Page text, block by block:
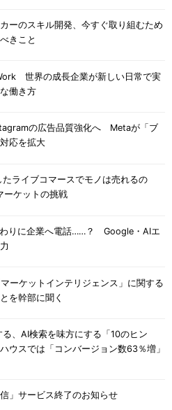
ーのスキル開発、今すぐ取り組むため
きこと
世界の成長企業が新しい日常で実
働き方
の広告品質強化へ Metaが「ブ
応を拡大
ライブコマースでモノは売れるの
ケットの挑戦
りに企業へ電話……？ Google・AIエ
ーケットインテリジェンス」に関する
を幹部に聞く
、AI検索を味方にする「10のヒン
ウスでは「コンバージョン数63％増」
信」サービス終了のお知らせ